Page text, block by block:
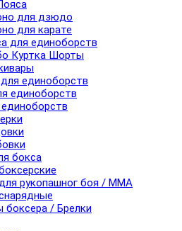
для дзюдо
для карате
для единоборств
Куртка Шорты
единоборств
единоборств
бокса
рукопашног боя / ММА
боксера / Брелки